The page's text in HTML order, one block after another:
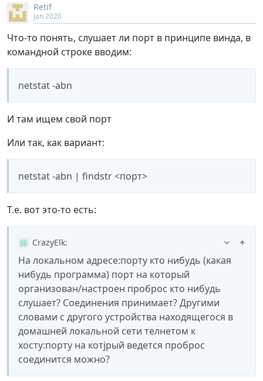
Retif
Jan 2020
Что-то понять, слушает ли порт в принципе винда, в
командной строке вводим:
netstat -abn
И там ищем свой порт
Или так, как вариант:
netstat -abn | findstr <порт>
Т.е. вот это-то есть:
CrazyElk:
На локальном адресе:порту кто нибудь (какая
нибудь программа) порт на который
организован/настроен проброс кто нибудь
слушает? Cоединения принимает? Другими
словами с другого устройства находящегося в
домашней локальной сети телнетом к
хосту:порту на котjрый ведется проброс
соединится можно?